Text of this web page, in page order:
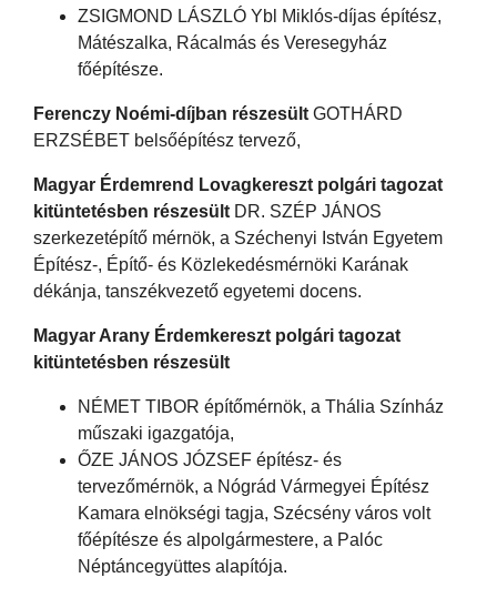
ZSIGMOND LÁSZLÓ Ybl Miklós-díjas építész,
Mátészalka, Rácalmás és Veresegyház
főépítésze.
Ferenczy Noémi-díjban részesült GOTHÁRD
ERZSÉBET belsőépítész tervező,
Magyar Érdemrend Lovagkereszt polgári tagozat
kitüntetésben részesült DR. SZÉP JÁNOS
szerkezetépítő mérnök, a Széchenyi István Egyetem
Építész-, Építő- és Közlekedésmérnöki Karának
dékánja, tanszékvezető egyetemi docens.
Magyar Arany Érdemkereszt polgári tagozat
kitüntetésben részesült
NÉMET TIBOR építőmérnök, a Thália Színház
műszaki igazgatója,
ŐZE JÁNOS JÓZSEF építész- és
tervezőmérnök, a Nógrád Vármegyei Építész
Kamara elnökségi tagja, Szécsény város volt
főépítésze és alpolgármestere, a Palóc
Néptáncegyüttes alapítója.